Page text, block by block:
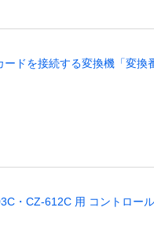
ドを接続する変換機「変換
・CZ-612C 用 コントロー